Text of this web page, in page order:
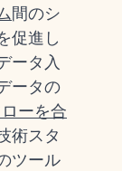
間のシ
促進し
ータ入
ータの
ーを合
術スタ
ツール